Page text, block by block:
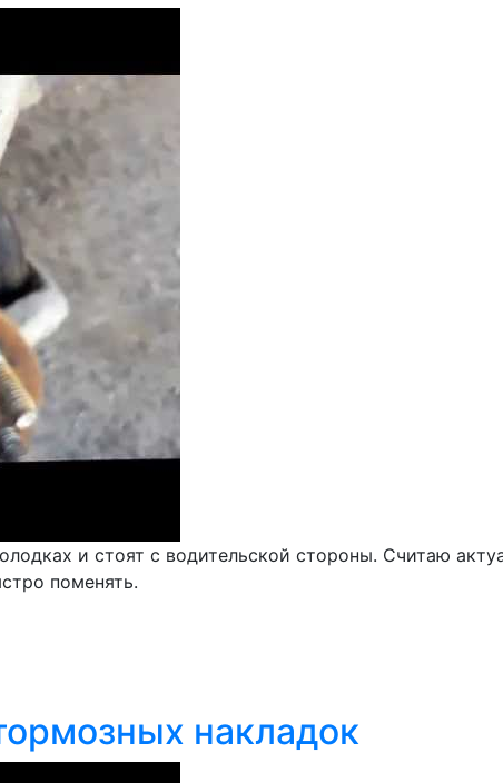
и стоят с водительской стороны. Считаю
поменять.
накладок